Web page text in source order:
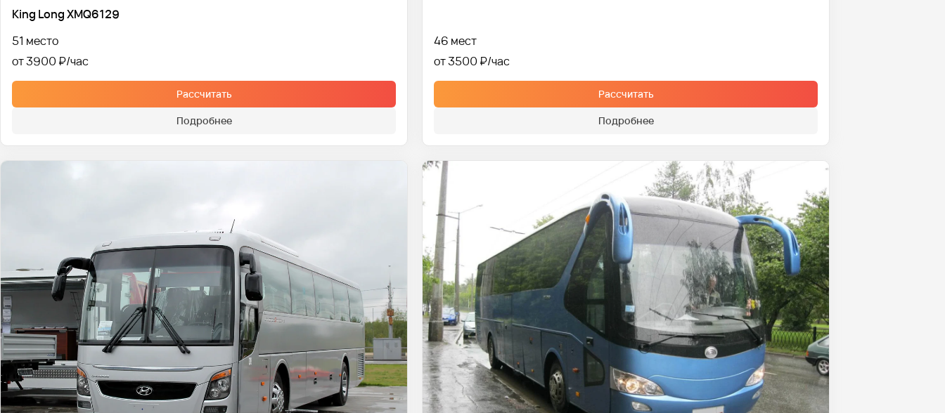
King Long XMQ6129
51 место
от 3900 ₽
Рассчитать
Подробнее
46 мест
от 3500 ₽
Рассчитать
Подробнее